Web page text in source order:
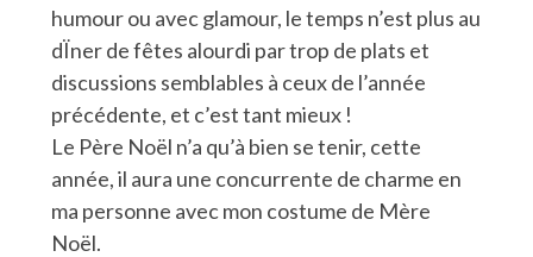
humour ou avec glamour, le temps n’est plus au
dÏner de fêtes alourdi par trop de plats et
discussions semblables à ceux de l’année
précédente, et c’est tant mieux !
Le Père Noël n’a qu’à bien se tenir, cette
année, il aura une concurrente de charme en
ma personne avec mon costume de Mère
Noël.